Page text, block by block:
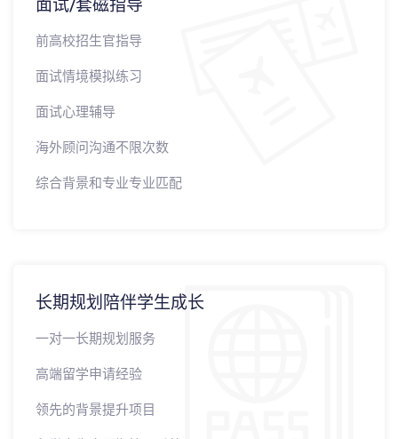
面试/套磁指导
前高校招生官指导
面试情境模拟练习
面试心理辅导
海外顾问沟通不限次数
综合背景和专业专业匹配
长期规划陪伴学生成长
一对一长期规划服务
高端留学申请经验
领先的背景提升项目